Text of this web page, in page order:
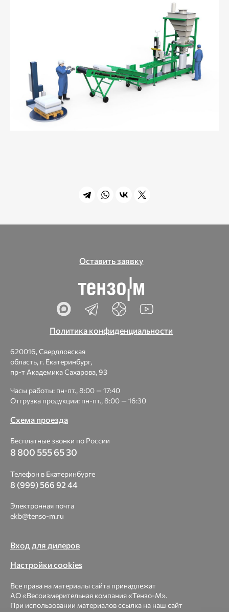
Оставить заявку
Политика конфиденциальности
620016, Свердловская
область, г. Екатеринбург,
пр-т Академика Сахарова, 93
Часы работы: пн-пт., 8:00 — 17:40
Отгрузка продукции: пн-пт., 8:00 — 16:30
Схема проезда
Бесплатные звонки по России
8 800 555 65 30
Телефон в Екатеринбурге
8 (999) 566 92 44
Электронная почта
ekb@tenso-m.ru
Вход для дилеров
Настройки cookies
Все права на материалы сайта принадлежат
АО «Весоизмерительная компания «Тензо-М».
При использовании материалов ссылка на наш сайт